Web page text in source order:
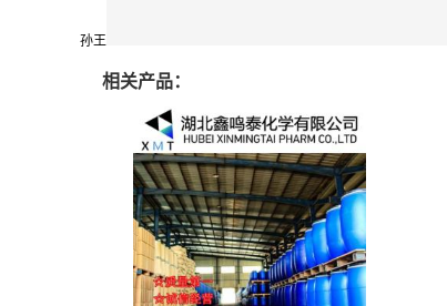
孙王
相关产品：